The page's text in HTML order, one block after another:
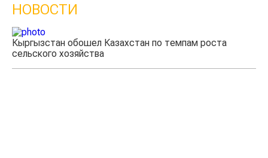
НОВОСТИ
Кыргызстан обошел Казахстан по темпам роста
сельского хозяйства